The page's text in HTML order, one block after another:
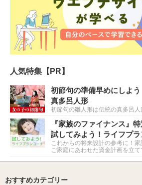
人気特集【PR】
初節句の準備早めにしよ
真多呂人形
初節句の雛人形は伝統の真多呂人
『家族のファイナンス』
試してみよう！ライフプ
これからの将来設計の参考に！家
ご家庭にあわせた資金計画を立て
おすすめカテゴリー